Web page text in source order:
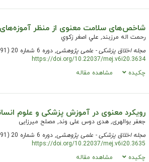
شاخص‌های سلامت معنوی از منظر آموزه‌های
رحمت اله مرزبند, علي اصغر زكوي
مجله اخلاق پزشکی - علمی پژوهشی, دوره 6 شماره 20 (1391), 14 مهٔ 2014, صفحه 69-99
https://doi.org/10.22037/mej.v6i20.3634
چکیده
مشاهده مقاله
رویکرد معنوی در آموزش پزشکی و علوم
جعفر بوالهری, هدی دوس علی وند, مصلح میرزایی
مجله اخلاق پزشکی - علمی پژوهشی, دوره 6 شماره 20 (1391), 14 مهٔ 2014, صفحه 101-125
https://doi.org/10.22037/mej.v6i20.3635
چکیده
مشاهده مقاله